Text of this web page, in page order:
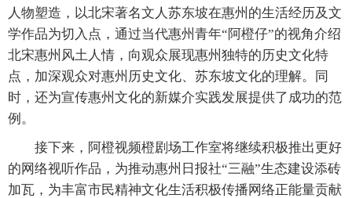
人物塑造，以北宋著名文人苏东坡在惠州的生活经历及文
学作品为切入点，通过当代惠州青年“阿橙仔”的视角介绍
北宋惠州风土人情，向观众展现惠州独特的历史文化特
点，加深观众对惠州历史文化、苏东坡文化的理解。同
时，还为宣传惠州文化的新媒介实践发展提供了成功的范
例。
接下来，阿橙视频橙剧场工作室将继续积极推出更好
的网络视听作品，为推动惠州日报社“三融”生态建设添砖
加瓦，为丰富市民精神文化生活积极传播网络正能量贡献